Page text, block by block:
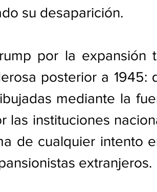
su desaparición.
por la expansión
posterior a 1945:
mediante la
las instituciones
de cualquier intento
extranjeros.